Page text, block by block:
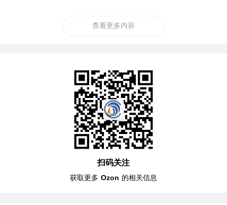
查看更多内容
扫码关注
获取更多 Ozon 的相关信息